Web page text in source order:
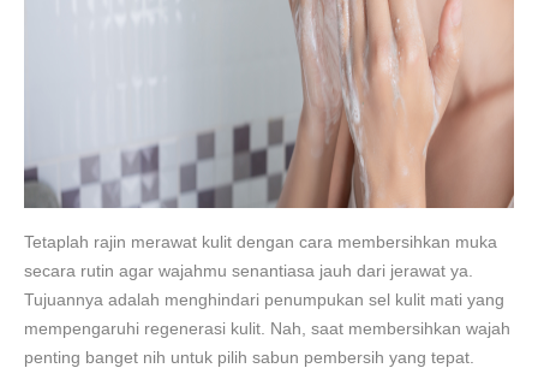
Tetaplah rajin merawat kulit dengan cara membersihkan muka
secara rutin agar wajahmu senantiasa jauh dari jerawat ya.
Tujuannya adalah menghindari penumpukan sel kulit mati yang
mempengaruhi regenerasi kulit. Nah, saat membersihkan wajah
penting banget nih untuk pilih sabun pembersih yang tepat.